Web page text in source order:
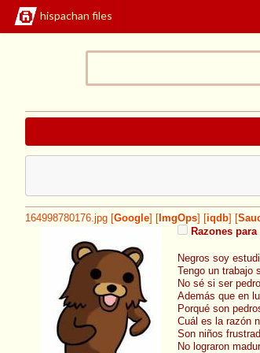
hispachan files
164998780176.jpg Google ImgOps iqdb
Razones
Negros soy
Tengo un trabajo
No sé si ser
Además que en
Porqué son
Cuál es la razón
Son niños
No lograron